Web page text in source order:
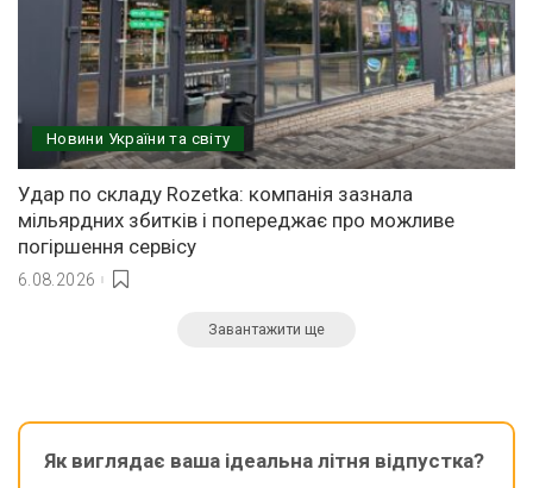
Новини України та світу
Удар по складу Rozetka: компанія зазнала
мільярдних збитків і попереджає про можливе
погіршення сервісу
6.08.2026
Завантажити ще
Як виглядає ваша ідеальна літня відпустка?